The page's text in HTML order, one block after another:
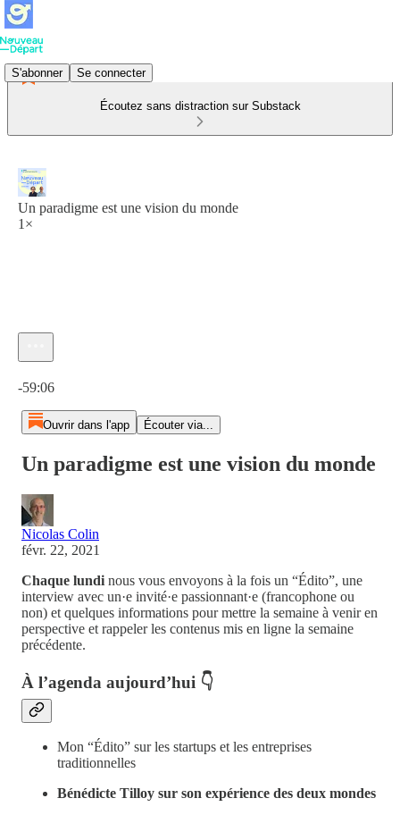
S'abonner Se connecter
Écoutez sans distraction sur Substack
Un paradigme est une vision du monde
1×
-59:06
Ouvrir dans l'app Écouter via...
Un paradigme est une vision du monde
Nicolas Colin
févr. 22, 2021
Chaque lundi nous vous envoyons à la fois un “Édito”, une
interview avec un·e invité·e passionnant·e (francophone ou
non) et quelques informations pour mettre la semaine à venir en
perspective et rappeler les contenus mis en ligne la semaine
précédente.
À l’agenda aujourd’hui 👇
Mon “Édito” sur les startups et les entreprises
traditionnelles
Bénédicte Tilloy sur son expérience des deux mondes